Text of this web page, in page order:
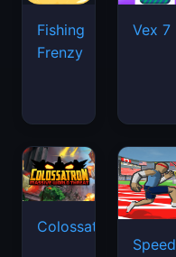
Fishing
Frenzy
Vex 7
Colossatron
Speed